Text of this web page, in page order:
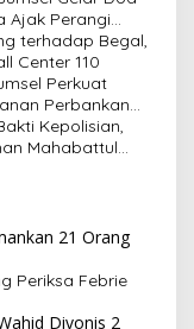
Ajak Perangi
terhadap Begal,
Center 110
Perkuat
Perbankan
Kepolisian,
Mahabattul
Periksa Febrie